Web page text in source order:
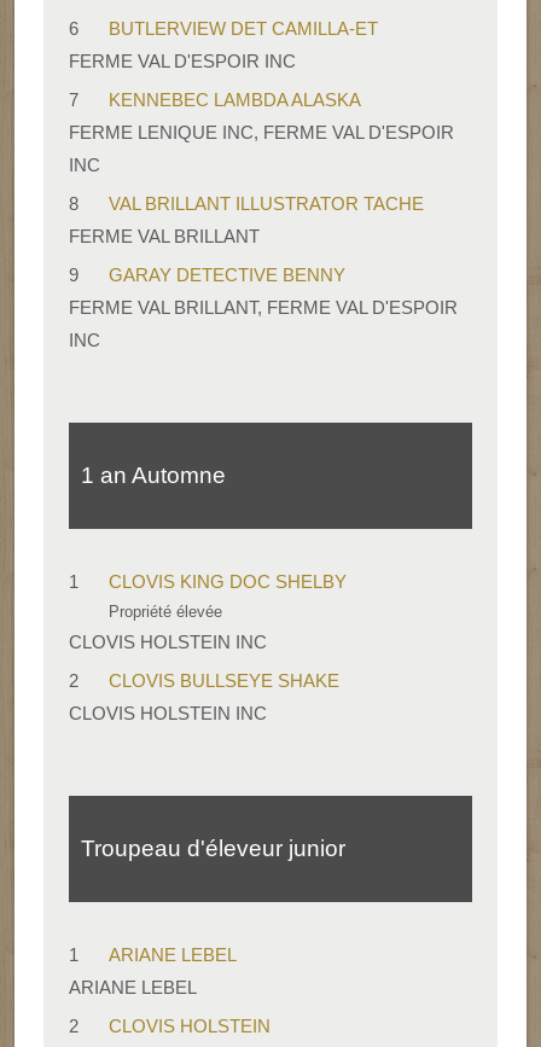
6
BUTLERVIEW DET CAMILLA-ET
FERME VAL D'ESPOIR INC
7
KENNEBEC LAMBDA ALASKA
FERME LENIQUE INC, FERME VAL D'ESPOIR
INC
8
VAL BRILLANT ILLUSTRATOR TACHE
FERME VAL BRILLANT
9
GARAY DETECTIVE BENNY
FERME VAL BRILLANT, FERME VAL D'ESPOIR
INC
1 an Automne
1 CLOVIS KING DOC SHELBY
Propriété élevée
CLOVIS HOLSTEIN INC
2
CLOVIS BULLSEYE SHAKE
CLOVIS HOLSTEIN INC
Troupeau d'éleveur junior
1
ARIANE LEBEL
ARIANE LEBEL
2
CLOVIS HOLSTEIN